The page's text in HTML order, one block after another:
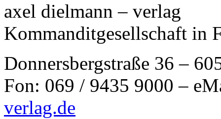
axel dielmann – verlag
Kommanditgesellschaft in
Donnersbergstraße 36 –
Fon: 069 / 9435 9000 –
verlag.de